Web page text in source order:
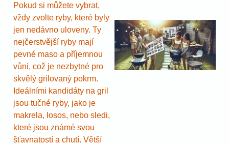
Pokud si můžete vybrat,
vždy zvolte ryby, které byly
jen nedávno uloveny. Ty
nejčerstvější ryby mají
pevné maso a příjemnou
vůni, což je nezbytné pro
skvělý grilovaný pokrm.
Ideálními kandidáty na gril
jsou tučné ryby, jako je
makrela, losos, nebo sledi,
které jsou známé svou
šťavnatostí a chutí. Větší